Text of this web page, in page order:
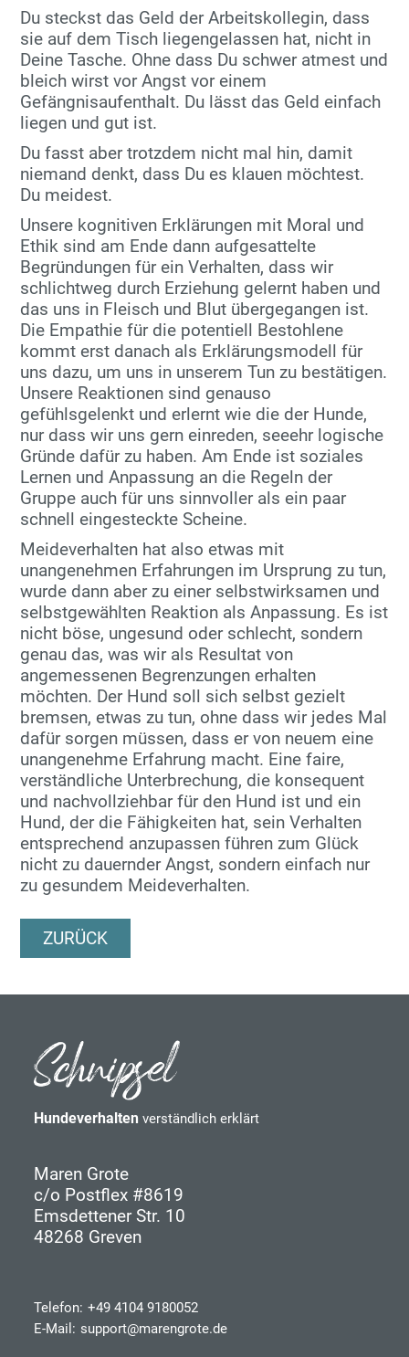
Du steckst das Geld der Arbeitskollegin, dass
sie auf dem Tisch liegengelassen hat, nicht in
Deine Tasche. Ohne dass Du schwer atmest und
bleich wirst vor Angst vor einem
Gefängnisaufenthalt. Du lässt das Geld einfach
liegen und gut ist.
Du fasst aber trotzdem nicht mal hin, damit
niemand denkt, dass Du es klauen möchtest.
Du meidest.
Unsere kognitiven Erklärungen mit Moral und
Ethik sind am Ende dann aufgesattelte
Begründungen für ein Verhalten, dass wir
schlichtweg durch Erziehung gelernt haben und
das uns in Fleisch und Blut übergegangen ist.
Die Empathie für die potentiell Bestohlene
kommt erst danach als Erklärungsmodell für
uns dazu, um uns in unserem Tun zu bestätigen.
Unsere Reaktionen sind genauso
gefühlsgelenkt und erlernt wie die der Hunde,
nur dass wir uns gern einreden, seeehr logische
Gründe dafür zu haben. Am Ende ist soziales
Lernen und Anpassung an die Regeln der
Gruppe auch für uns sinnvoller als ein paar
schnell eingesteckte Scheine.
Meideverhalten hat also etwas mit
unangenehmen Erfahrungen im Ursprung zu tun,
wurde dann aber zu einer selbstwirksamen und
selbstgewählten Reaktion als Anpassung. Es ist
nicht böse, ungesund oder schlecht, sondern
genau das, was wir als Resultat von
angemessenen Begrenzungen erhalten
möchten. Der Hund soll sich selbst gezielt
bremsen, etwas zu tun, ohne dass wir jedes Mal
dafür sorgen müssen, dass er von neuem eine
unangenehme Erfahrung macht. Eine faire,
verständliche Unterbrechung, die konsequent
und nachvollziehbar für den Hund ist und ein
Hund, der die Fähigkeiten hat, sein Verhalten
entsprechend anzupassen führen zum Glück
nicht zu dauernder Angst, sondern einfach nur
zu gesundem Meideverhalten.
ZURÜCK
Hundeverhalten verständlich erklärt
Maren Grote
c/o Postflex #8619
Emsdettener Str. 10
48268 Greven
Telefon: +49 4104 9180052
E-Mail: support@marengrote.de